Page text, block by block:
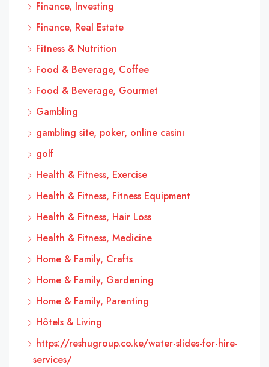
Finance, Investing
Finance, Real Estate
Fitness & Nutrition
Food & Beverage, Coffee
Food & Beverage, Gourmet
Gambling
gambling site, poker, online casinı
golf
Health & Fitness, Exercise
Health & Fitness, Fitness Equipment
Health & Fitness, Hair Loss
Health & Fitness, Medicine
Home & Family, Crafts
Home & Family, Gardening
Home & Family, Parenting
Hôtels & Living
https://reshugroup.co.ke/water-slides-for-hire-
services/